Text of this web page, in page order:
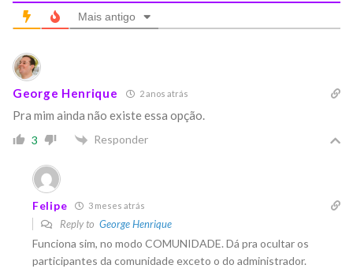
Mais antigo
George Henrique 2 anos atrás
Pra mim ainda não existe essa opção.
3 Responder
Felipe 3 meses atrás
Reply to George Henrique
Funciona sim, no modo COMUNIDADE. Dá pra ocultar os
participantes da comunidade exceto o do administrador.